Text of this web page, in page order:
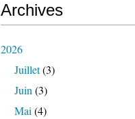
Archives
2026
Juillet(3)
Juin (3)
Mai (4)